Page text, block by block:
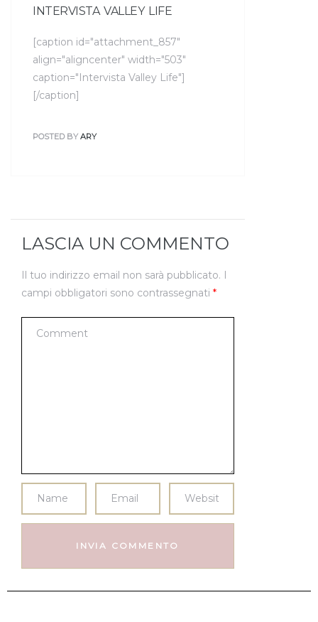
INTERVISTA VALLEY LIFE
[caption id="attachment_857"
align="aligncenter" width="503"
caption="Intervista Valley Life"]
[/caption]
POSTED BY ARY
LASCIA UN COMMENTO
Il tuo indirizzo email non sarà pubblicato. I
campi obbligatori sono contrassegnati *